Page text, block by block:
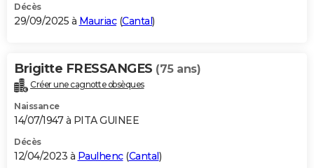
BONS PLANS
Carte de Noël
Carte Bonne année
Carte Saint-Valentin
Carte Pâques
Carte d'anniversaire
DICTIONNAIRE
Dictionnaire
Biographies
Citations
Expressions
Proverbes
PROGRAMME TV
S'inscrire
Se connecter
Lycées
Collèges
Primaires
Universités
Entreprises
Service militaire
Avis de recherche
AVIS DE DÉCÈS
Décès
29/09/2025 à Mauriac(Cantal)
Brigitte FRESSANGES (75 ans)
Créer une cagnotte obsèques
Naissance
14/07/1947 à PITA GUINEE
Décès
12/04/2023 à Paulhenc(Cantal)